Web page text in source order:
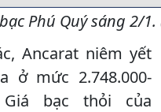
Phú Quý sáng 2/
Ancarat niêm yết
ở mức 2.748.000-
Giá bạc thỏi của